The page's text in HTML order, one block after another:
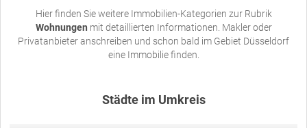
Hier finden Sie weitere Immobilien-Kategorien zur Rubrik
Wohnungen mit detaillierten Informationen. Makler oder
Privatanbieter anschreiben und schon bald im Gebiet Düsseldorf
eine Immobilie finden.
Städte im Umkreis